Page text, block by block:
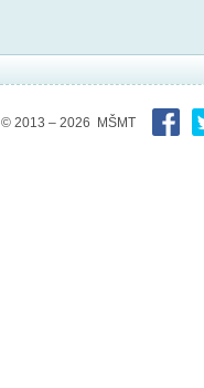
© 2013 – 2026 MŠMT